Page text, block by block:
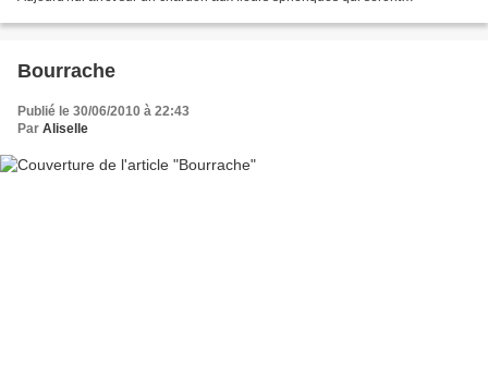
Bourrache
Publié le 30/06/2010 à 22:43
Par Aliselle